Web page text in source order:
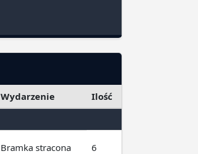
Wydarzenie Ilość
Bramka stracona 6